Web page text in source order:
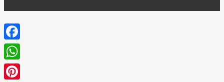
Facebook
WhatsApp